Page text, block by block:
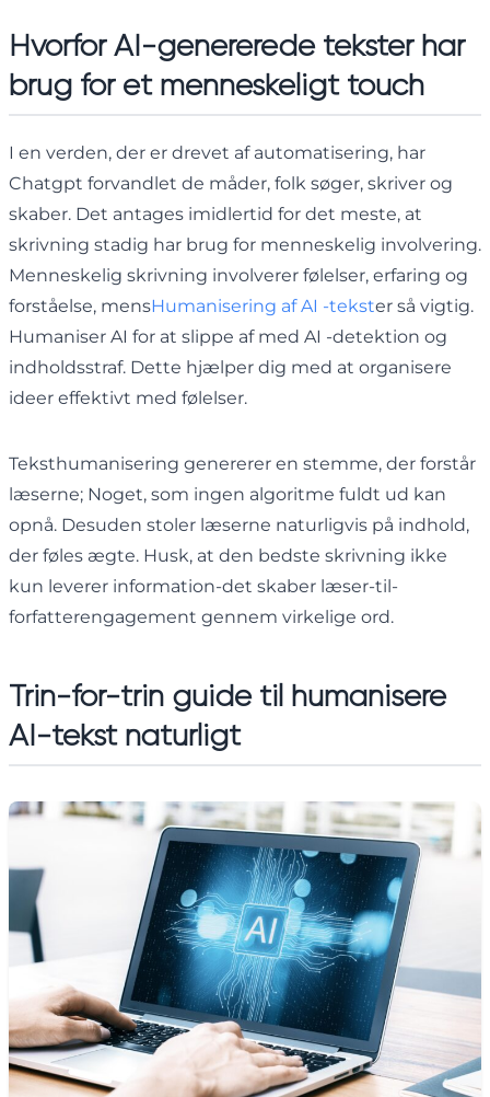
Hvorfor AI-genererede tekster har
brug for et menneskeligt touch
I en verden, der er drevet af automatisering, har
Chatgpt forvandlet de måder, folk søger, skriver og
skaber. Det antages imidlertid for det meste, at
skrivning stadig har brug for menneskelig involvering.
Menneskelig skrivning involverer følelser, erfaring og
forståelse, mensHumanisering af AI -tekster så vigtig.
Humaniser AI for at slippe af med AI -detektion og
indholdsstraf. Dette hjælper dig med at organisere
ideer effektivt med følelser.
Teksthumanisering genererer en stemme, der forstår
læserne; Noget, som ingen algoritme fuldt ud kan
opnå. Desuden stoler læserne naturligvis på indhold,
der føles ægte. Husk, at den bedste skrivning ikke
kun leverer information-det skaber læser-til-
forfatterengagement gennem virkelige ord.
Trin-for-trin guide til humanisere
AI-tekst naturligt